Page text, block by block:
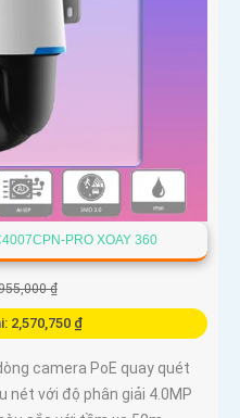
PRO XOAY 360
₫
2,570,750 ₫
camera PoE quay quét
nét với độ phân giải 4.0MP